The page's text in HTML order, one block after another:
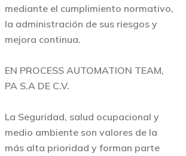
mediante el cumplimiento normativo,
la administración de sus riesgos y
mejora continua.
EN PROCESS AUTOMATION TEAM,
PA S.A DE C.V.
La Seguridad, salud ocupacional y
medio ambiente son valores de la
más alta prioridad y forman parte